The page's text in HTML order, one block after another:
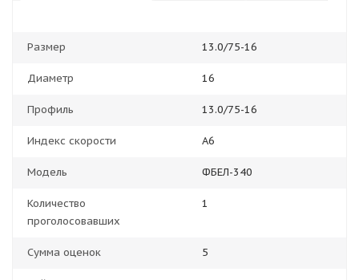
Размер 13.0/75-16
Диаметр 16
Профиль 13.0/75-16
Индекс скорости А6
Модель ФБЕЛ-340
Количество
проголосовавших
1
Сумма оценок 5